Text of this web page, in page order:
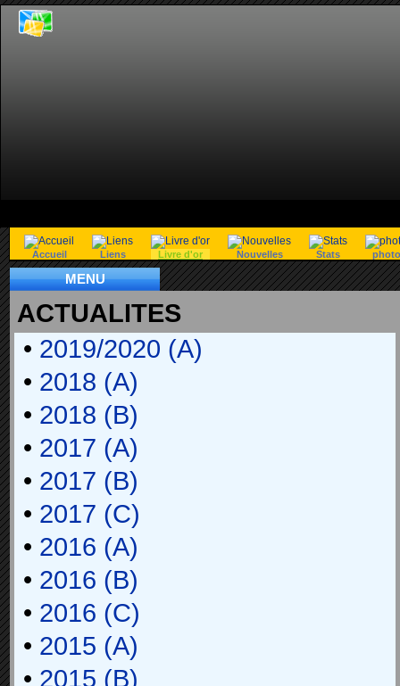
Accueil Liens Livre d'or Nouvelles Stats
MENU
ACTUALITES
• 2019/2020 (A)
• 2018 (A)
• 2018 (B)
• 2017 (A)
• 2017 (B)
• 2017 (C)
• 2016 (A)
• 2016 (B)
• 2016 (C)
• 2015 (A)
• 2015 (B)